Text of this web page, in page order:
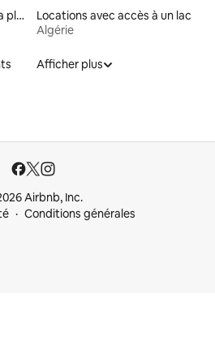
Locations avec accès à la plage
Locations avec accès à un lac
Algérie
Afficher plus
Airbnb, Inc.
Conditions générales